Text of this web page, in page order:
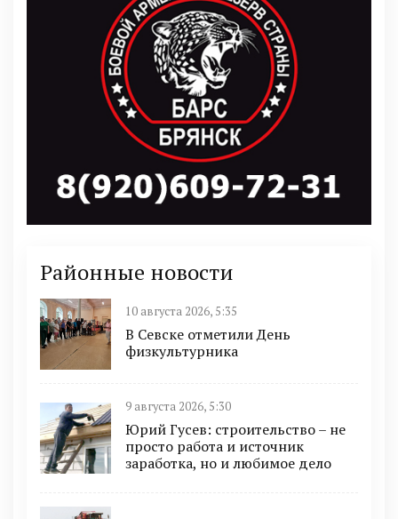
Районные новости
10 августа 2026, 5:35
В Севске отметили День
физкультурника
9 августа 2026, 5:30
Юрий Гусев: строительство – не
просто работа и источник
заработка, но и любимое дело